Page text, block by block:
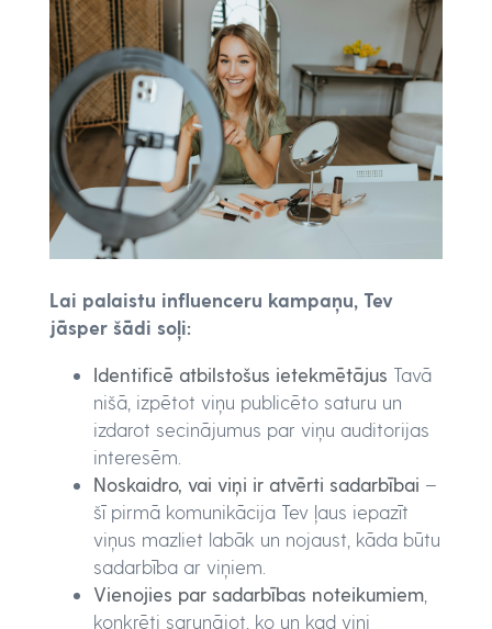
Lai palaistu influenceru kampaņu, Tev
jāsper šādi soļi:
Identificē atbilstošus ietekmētājus Tavā
nišā, izpētot viņu publicēto saturu un
izdarot secinājumus par viņu auditorijas
interesēm.
Noskaidro, vai viņi ir atvērti sadarbībai –
šī pirmā komunikācija Tev ļaus iepazīt
viņus mazliet labāk un nojaust, kāda būtu
sadarbība ar viņiem.
Vienojies par sadarbības noteikumiem
konkrēti sarunājot, ko un kad viņi